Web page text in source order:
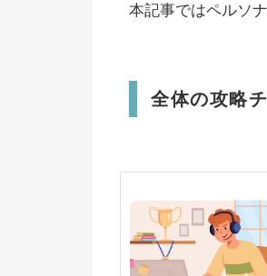
本記事ではペルソ
全体の攻略